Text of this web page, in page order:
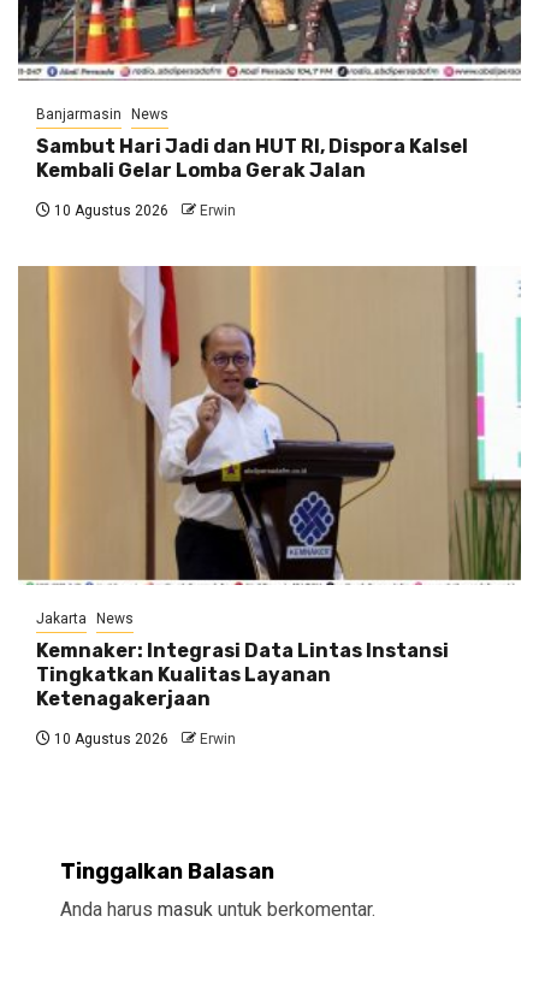
Banjarmasin News
Sambut Hari Jadi dan HUT RI, Dispora Kalsel
Kembali Gelar Lomba Gerak Jalan
10 Agustus 2026 Erwin
Jakarta News
Kemnaker: Integrasi Data Lintas Instansi
Tingkatkan Kualitas Layanan
Ketenagakerjaan
10 Agustus 2026 Erwin
Tinggalkan Balasan
Anda harus masuk untuk berkomentar.